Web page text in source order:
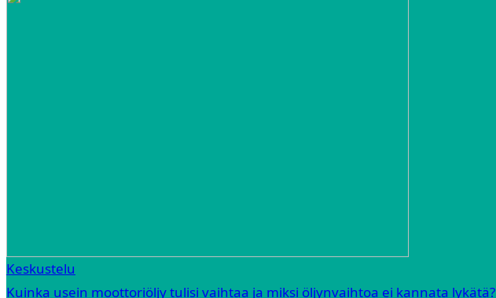
Keskustelu
Kuinka usein moottoriöljy tulisi vaihtaa ja miksi öljynvaihtoa ei kannata lykätä?